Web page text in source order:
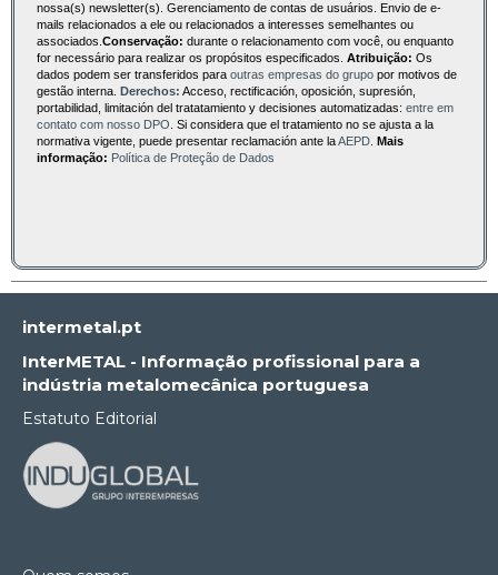
nossa(s) newsletter(s). Gerenciamento de contas de usuários. Envio de e-
mails relacionados a ele ou relacionados a interesses semelhantes ou
associados. Conservação: durante o relacionamento com você, ou enquanto
for necessário para realizar os propósitos especificados. Atribuição: Os
dados podem ser transferidos para outras empresas do grupo por motivos de
gestão interna.
Derechos: Acceso, rectificación, oposición, supresión,
portabilidad, limitación del tratatamiento y decisiones automatizadas: entre em
contato com nosso DPO . Si considera que el tratamiento no se ajusta a la
normativa vigente, puede presentar reclamación ante laAEPD
Mais
informação: Política de Proteção de Dados
intermetal.pt
InterMETAL - Informação profissional para a
indústria metalomecânica portuguesa
Estatuto Editorial